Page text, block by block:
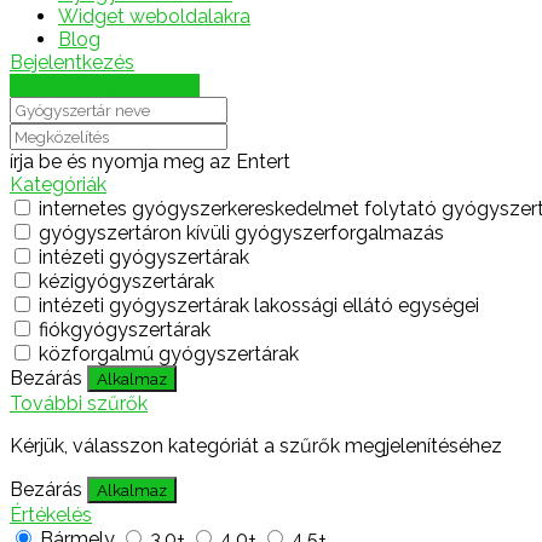
Widget weboldalakra
Blog
Bejelentkezés
írja be és nyomja meg az Entert
Kategóriák
internetes gyógyszerkereskedelmet folytató
gyógyszertáron kívüli gyógyszerforgalmazás
intézeti gyógyszertárak
kézigyógyszertárak
intézeti gyógyszertárak lakossági ellátó egységei
fiókgyógyszertárak
közforgalmú gyógyszertárak
Bezárás
Alkalmaz
További szűrők
Kérjük, válasszon kategóriát a szűrők megjelenítéséhez
Bezárás
Alkalmaz
Értékelés